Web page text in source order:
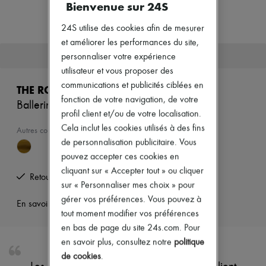
Nouvelles marques
Tops & Chemises
Vestes
Jupes
Plage
Denim
Mailles
Pantalons
Chaussures
Sandales & Mules
Cet article n'est plus disponible.
THE ROW
Ballerines plates Awar
Autres couleurs disponibles
Retours offerts et enlevés à domicile
En savoir plus sur cet article
Bienvenue sur 24S
24S utilise des cookies afin de mesurer
et améliorer les performances du site,
personnaliser votre expérience
utilisateur et vous proposer des
communications et publicités ciblées en
fonction de votre navigation, de votre
profil client et/ou de votre localisation.
Cela inclut les cookies utilisés à des fins
de personnalisation publicitaire. Vous
pouvez accepter ces cookies en
cliquant sur « Accepter tout » ou cliquer
sur « Personnaliser mes choix » pour
gérer vos préférences. Vous pouvez à
tout moment modifier vos préférences
en bas de page du site 24s.com. Pour
en savoir plus, consultez notre politique
de cookies.